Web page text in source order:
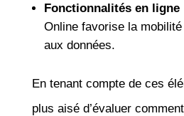
Fonctionnalités en ligne
Online favorise la
aux données.
En tenant compte de ces
plus aisé d’évaluer